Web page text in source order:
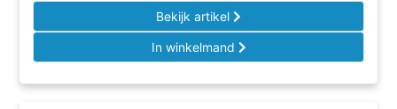
Bekijk artikel
In winkelmand